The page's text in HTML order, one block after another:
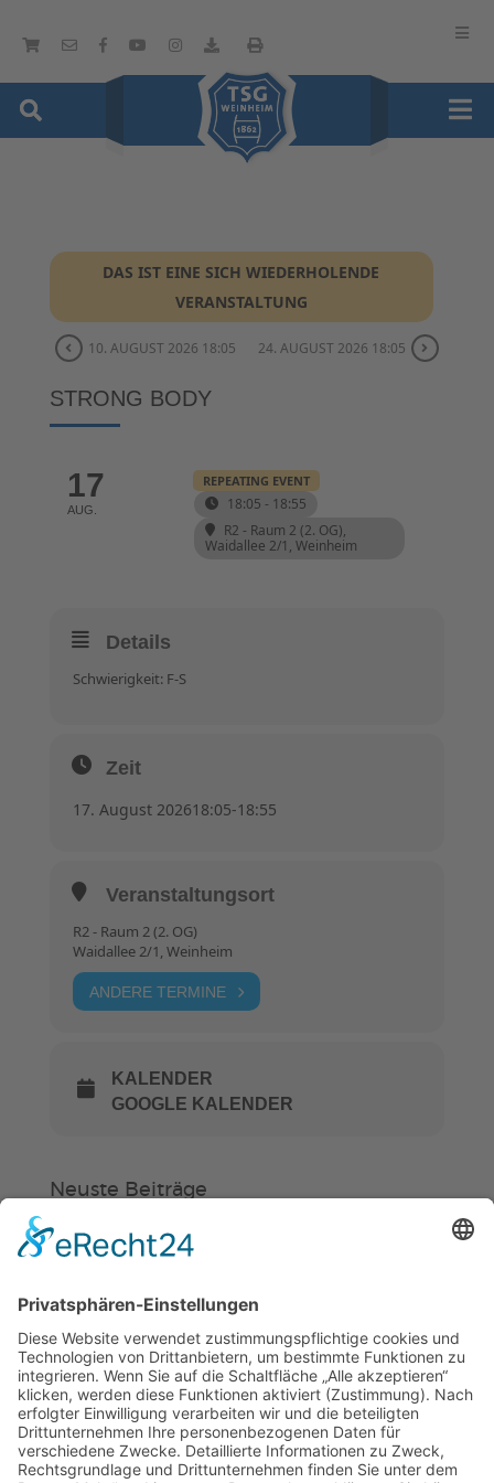
DAS IST EINE SICH WIEDERHOLENDE
VERANSTALTUNG
10. AUGUST 2026 18:05 24. AUGUST 2026 18:05
STRONG BODY
17
AUG.
REPEATING EVENT
18:05 - 18:55
R2 - Raum 2 (2. OG),
Waidallee 2/1, Weinheim
Details
Schwierigkeit: F-S
Zeit
17. August 202618:05-18:55
Veranstaltungsort
R2 - Raum 2 (2. OG)
Waidallee 2/1, Weinheim
ANDERE TERMINE
KALENDER
GOOGLE KALENDER
Neuste Beiträge
Verein
ab 13 Uhr geschlossen
„Am Ende bekommt jeder ein
Schwimmabzeichen“